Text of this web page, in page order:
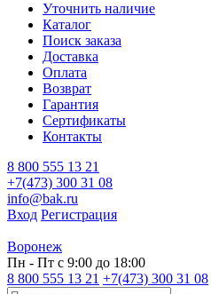
Уточнить наличие
Каталог
Поиск заказа
Доставка
Оплата
Возврат
Гарантия
Сертификаты
Контакты
8 800 555 13 21
+7(473) 300 31 08
info@bak.ru
Вход Регистрация
Воронеж
Пн - Пт с 9:00 до 18:00
8 800 555 13 21 +7(473) 300 31 08